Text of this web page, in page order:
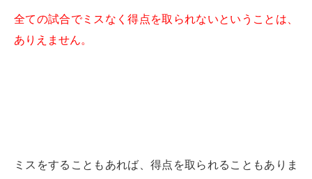
全ての試合でミスなく得点を取られないということは、
ありえません。
ミスをすることもあれば、得点を取られることもありま